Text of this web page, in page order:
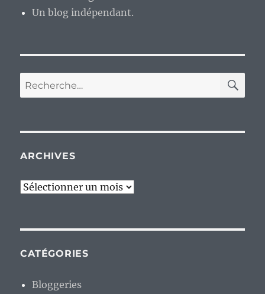
Un blog indépendant.
Recherche
pour :
ARCHIVES
Archives
CATÉGORIES
Bloggeries